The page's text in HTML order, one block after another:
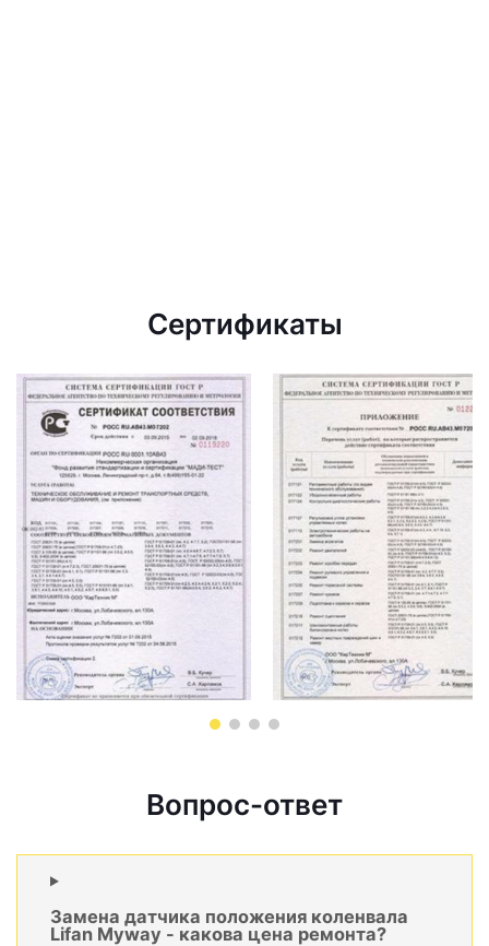
Сертификаты
Вопрос-ответ
Замена датчика положения коленвала
Lifan Myway - какова цена ремонта?